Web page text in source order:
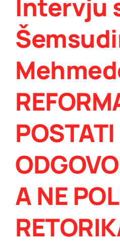
Intervju
POSTATI
A NE